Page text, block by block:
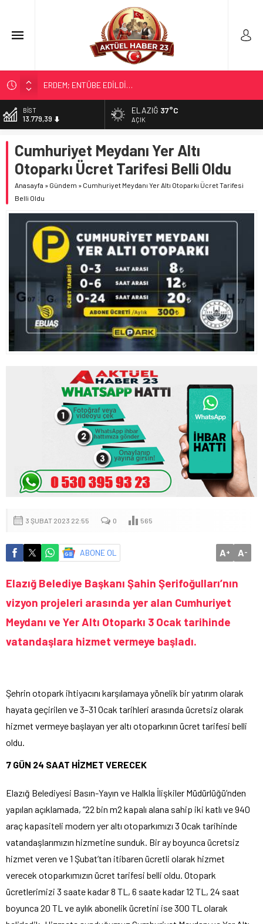
ERDEM; ENTÜBE EDİLDİ…
ELAZIĞ’DA TEFECİLİK OPERASYONU
YRP’DEN, KARAYOLCULARA TEŞEKKÜR
298 MİLYON DOLARLIK İHRACAT
DOLAR
47,7111
55,1881
ALTIN
6.660,55
BİST
ELAZIĞ 37°C
AÇIK
Cumhuriyet Meydanı Yer Altı
Otoparkı Ücret Tarifesi Belli Oldu
Anasayfa » Gündem » Cumhuriyet Meydanı Yer Altı Otoparkı Ücret Tarifesi
Belli Oldu
3 ŞUBAT 2023 22:55 0 565
ABONE OL A+ A-
Elazığ Belediye Başkanı Şahin Şerifoğulları’nın
vizyon projeleri arasında yer alan Cumhuriyet
Meydanı ve Yer Altı Otoparkı 3 Ocak tarihinde
vatandaşlara hizmet vermeye başladı.
Şehrin otopark ihtiyacını karşılamaya yönelik bir yatırım olarak
hayata geçirilen ve 3–31 Ocak tarihleri arasında ücretsiz olarak
hizmet vermeye başlayan yer altı otoparkının ücret tarifesi belli
oldu.
7 GÜN 24 SAAT HİZMET VERECEK
Elazığ Belediyesi Basın-Yayın ve Halkla İlişkiler Müdürlüğü’nden
yapılan açıklamada, “22 bin m2 kapalı alana sahip iki katlı ve 940
araç kapasiteli modern yer altı otoparkımızı 3 Ocak tarihinde
vatandaşlarımızın hizmetine sunduk. Bir ay boyunca ücretsiz
hizmet veren ve 1 Şubat’tan itibaren ücretli olarak hizmet
verecek otoparkımızın ücret tarifesi belli oldu. Otopark
ücretlerimizi 3 saate kadar 8 TL, 6 saate kadar 12 TL, 24 saat
boyunca 20 TL ve aylık abonelik ücretini ise 300 TL olarak